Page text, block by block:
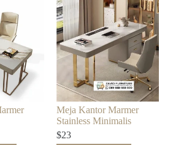
Meja Kantor Marmer
Stainless Minimalis
$23